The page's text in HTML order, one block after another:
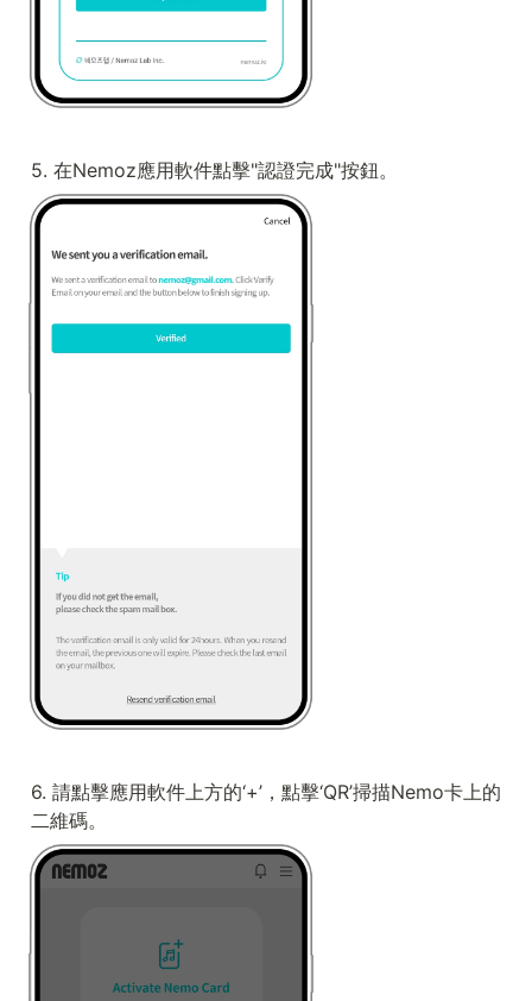
5. 在Nemoz應用軟件點擊"認證完成"按鈕。
6. 請點擊應用軟件上方的‘+’，點擊‘QR’掃描Nemo卡上的
二維碼。